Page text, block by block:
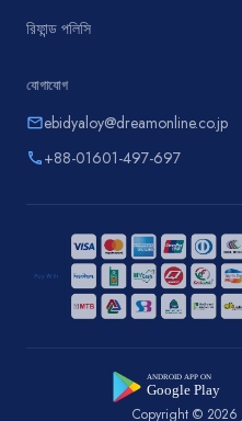
রিফান্ড পলিসি
যোগাযোগ
emailebidyaloy@dreamonline.co.jp
phone+88-01601-497-697
Copyright © 2026